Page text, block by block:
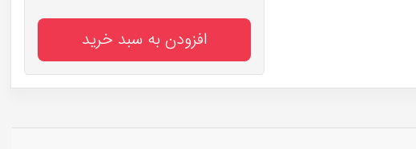
افزودن به سبد خرید